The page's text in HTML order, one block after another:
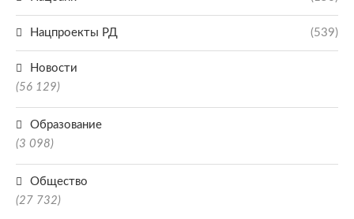
Нацпроекты РД (539)
Новости
(56 129)
Образование
(3 098)
Общество
(27 732)